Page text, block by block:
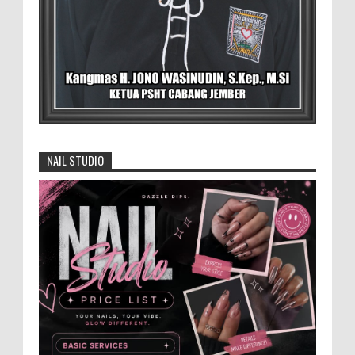
BLORA - Menteri Koordinator Bidang
Pangan RI Zulkifli Hasan menegaskan bahwa Satuan
Pelayanan Pemenuhan Gizi (SPPG) pelaksana Program
Kabupaten Jember 2026-2031
Jajaran Dewan Pengurus DPC Kabupaten
Jember 2025-2031, saat foto bersama
usai acara pelantikan di Gedung Jember Nusantara,
Selasa 28 Juli 2...
Anggota Karang Taruna Urunan Demi
Nobar Indonesia Lawan Vietnam
Pertandingan sepakbola antara Tim
Indonesia dan Vietnam tidak dilewatkan
begitu saha oleh penggemar bola, termasuk karang
NAIL STUDIO